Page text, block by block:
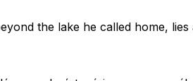
the lake he called home,